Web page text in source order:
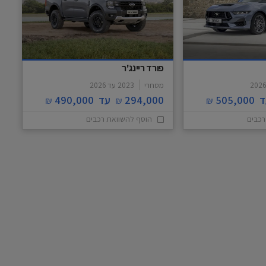
2026
505,000
₪
פורד ריינג'ר
מסחרי 2023 עד 2026
294,000
₪ עד 490,000
₪
הוסף להשוואת רכבים